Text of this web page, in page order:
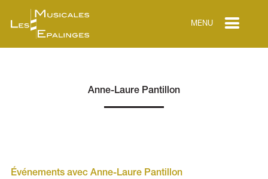
MENU
Anne-Laure Pantillon
Événements avec Anne-Laure Pantillon